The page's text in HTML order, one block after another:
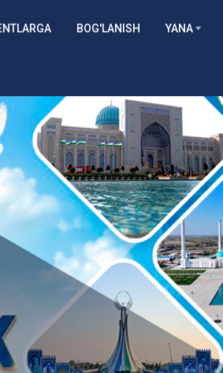
BOG'LANISH YANA